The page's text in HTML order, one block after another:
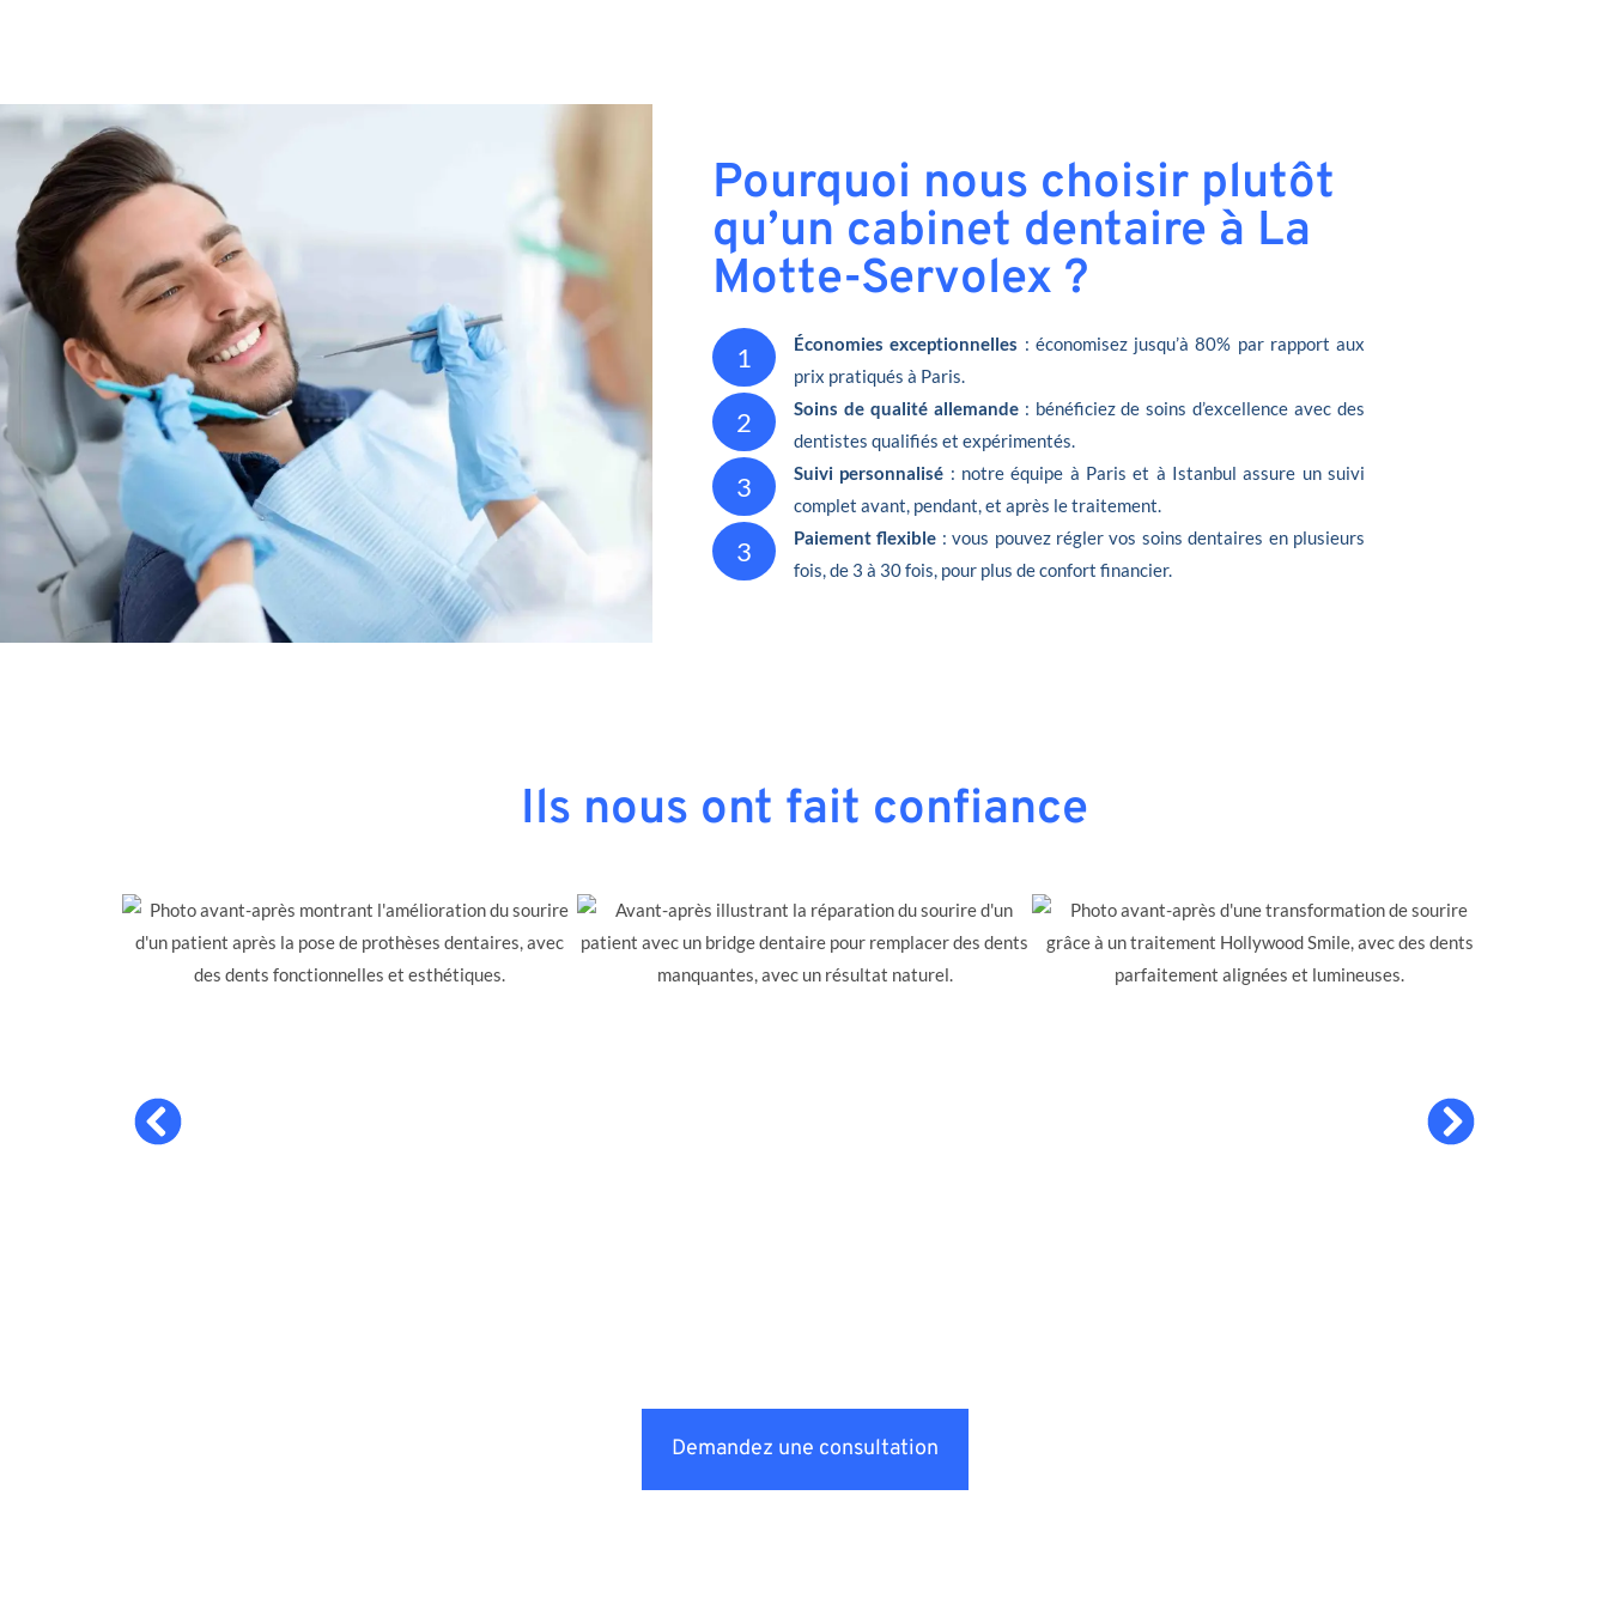
Pourquoi nous choisir plutôt
qu’un cabinet dentaire à La
Motte-Servolex ?
1 Économies exceptionnelles : économisez jusqu’à 80% par rapport aux
prix pratiqués à Paris.
2 Soins de qualité allemande: bénéficiez de soins d’excellence avec des
dentistes qualifiés et expérimentés.
3 Suivi personnalisé : notre équipe à Paris et à Istanbul assure un suivi
complet avant, pendant, et après le traitement.
3 Paiement flexible : vous pouvez régler vos soins dentaires en plusieurs
fois, de 3 à 30 fois, pour plus de confort financier.
Ils nous ont fait confiance
Demandez une consultation